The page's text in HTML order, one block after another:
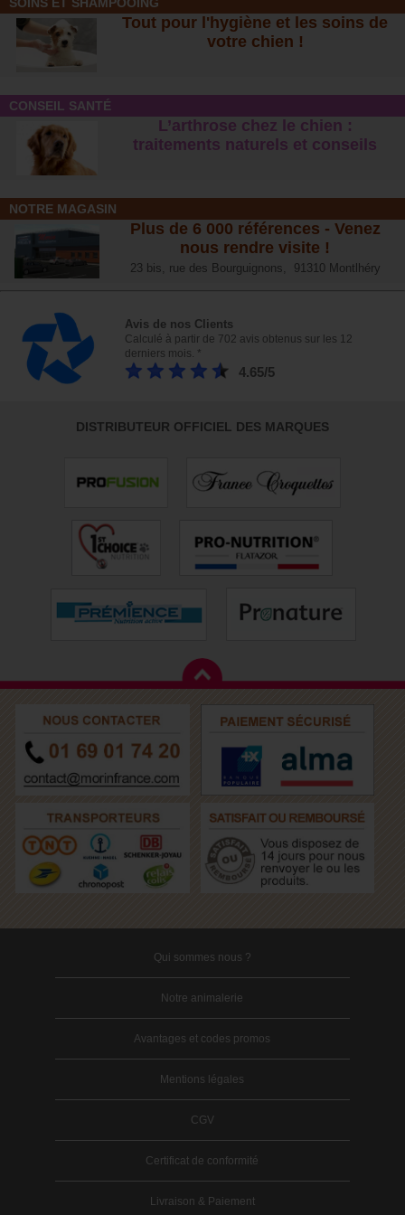
SOINS ET SHAMPOOING
Tout pour l'hygiène et les soins de
votre chien !
CONSEIL SANTÉ
L’arthrose chez le chien :
traitements naturels et conseil s
NOTRE MAGASIN
Plus de 6 000 références - Venez
nous rendre visite !
23 bis, rue des Bourguignons, 91310 Montlhéry
Avis de nos Clients
Calculé à partir de 702 avis obtenus sur les 12
derniers mois. *
4.65/5
DISTRIBUTEUR OFFICIEL DES MARQUES
Qui sommes nous ?
Notre animalerie
Avantages et codes promos
Mentions légales
CGV
Certificat de conformité
Livraison & Paiement